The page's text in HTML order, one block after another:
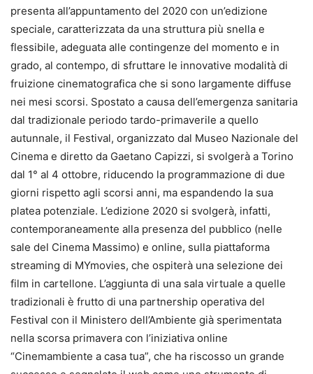
presenta all’appuntamento del 2020 con un’edizione
speciale, caratterizzata da una struttura più snella e
flessibile, adeguata alle contingenze del momento e in
grado, al contempo, di sfruttare le innovative modalità di
fruizione cinematografica che si sono largamente diffuse
nei mesi scorsi. Spostato a causa dell’emergenza sanitaria
dal tradizionale periodo tardo-primaverile a quello
autunnale, il Festival, organizzato dal Museo Nazionale del
Cinema e diretto da Gaetano Capizzi, si svolgerà a Torino
dal 1° al 4 ottobre, riducendo la programmazione di due
giorni rispetto agli scorsi anni, ma espandendo la sua
platea potenziale. L’edizione 2020 si svolgerà, infatti,
contemporaneamente alla presenza del pubblico (nelle
sale del Cinema Massimo) e online, sulla piattaforma
streaming di MYmovies, che ospiterà una selezione dei
film in cartellone. L’aggiunta di una sala virtuale a quelle
tradizionali è frutto di una partnership operativa del
Festival con il Ministero dell’Ambiente già sperimentata
nella scorsa primavera con l’iniziativa online
“Cinemambiente a casa tua”, che ha riscosso un grande